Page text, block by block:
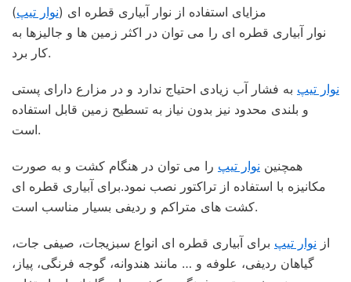
مزایای استفاده از نوار آبیاری قطره ای (نوار تیپ)
نوار آبیاری قطره ای را می توان در اکثر زمین ها و جالیزها به
کار برد.
نوار تیپ به فشار آب زیادی احتیاج ندارد و در مزارع دارای پستی
و بلندی محدود نیز بدون نیاز به تسطیح زمین قابل استفاده
است.
همچنین نوار تیپ را می توان در هنگام کشت و به صورت
مکانیزه با استفاده از تراکتور نصب نمود.برای آبیاری قطره ای
کشت های متراکم و ردیفی بسیار مناسب است.
از نوار تیپ برای آبیاری قطره ای انواع سبزیجات، صیفی جات،
گیاهان ردیفی، علوفه و … مانند هندوانه، گوجه فرنگی، پیاز،